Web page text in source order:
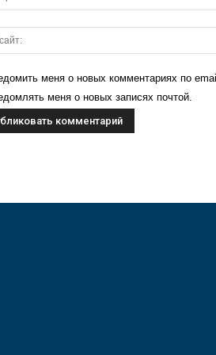
меня о новых комментариях по
меня о новых записях почтой.